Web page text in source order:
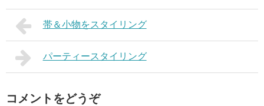
帯＆小物をスタイリング
パーティースタイリング
コメントをどうぞ